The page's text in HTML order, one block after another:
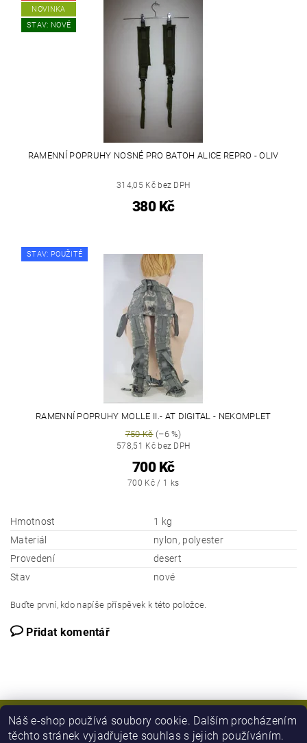
NOVINKA
STAV: NOVÉ
RAMENNÍ POPRUHY NOSNÉ PRO BATOH ALICE REPRO - OLIV
314,05 Kč bez DPH
380 Kč
STAV: POUŽITÉ
RAMENNÍ POPRUHY MOLLE II.- AT DIGITAL - NEKOMPLET
750 Kč(–6 %)
578,51 Kč bez DPH
700 Kč
700 Kč / 1 ks
Hmotnost
1 kg
Materiál
nylon, polyester
Provedení
desert
Stav
nové
Buďte první, kdo napíše příspěvek k této položce.
Přidat komentář
Náš e-shop používá soubory cookie. Dalším procházením
těchto stránek vyjadřujete souhlas s jejich používáním.